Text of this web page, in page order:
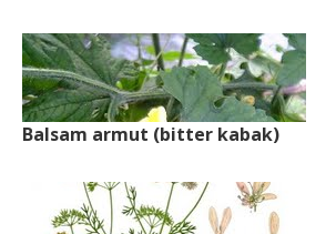
Balsam armut (bitter kabak)